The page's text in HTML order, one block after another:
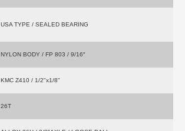
USA TYPE / SEALED BEARING
NYLON BODY / FP 803 / 9/16″
KMC Z410 / 1/2"x1/8"
26T